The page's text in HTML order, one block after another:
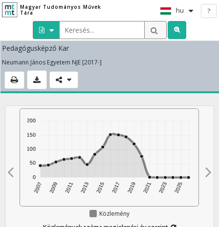
Magyar Tudományos Művek
Tára
hu ?
Pedagógusképző Kar
Neumann János Egyetem NJE [2017-]
Közlemény